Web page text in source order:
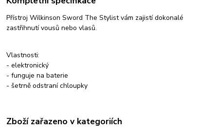
Přístroj Wilkinson Sword The Stylist vám zajistí dokonalé
zastřihnutí vousů nebo vlasů.
Vlastnosti:
- elektronický
- funguje na baterie
- šetrně odstraní chloupky
Zboží zařazeno v kategoriích